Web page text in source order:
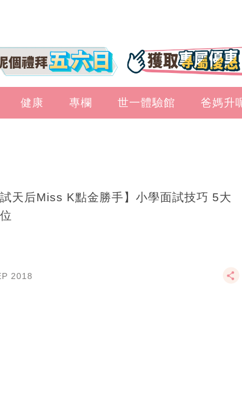
健康 專欄 世一體驗館 爸媽升
天后Miss K點金勝手】小學面試技巧 5大
2018